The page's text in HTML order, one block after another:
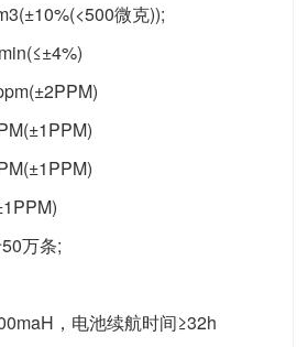
微克));
万条;
，电池续航时间≥32h